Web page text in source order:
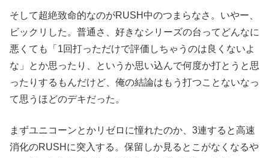
そして超絶致命的なのがRUSH中のつまらなさ。いやー、
ビックリした。普通さ、好きなシリーズの台ってどんなに
悪くても「1回打っただけで評価しちゃうのは良くないよ
な」とか思ったり、というか思い込んで何度か打とうと思
ったりするもんだけど、俺の結論はもう打つことないなっ
て思うほどのデキだった。
まずユニコーンとかリゼロに憧れたのか、3連すると高速
消化のRUSHに突入する。保留しか見るとこがなくなるや